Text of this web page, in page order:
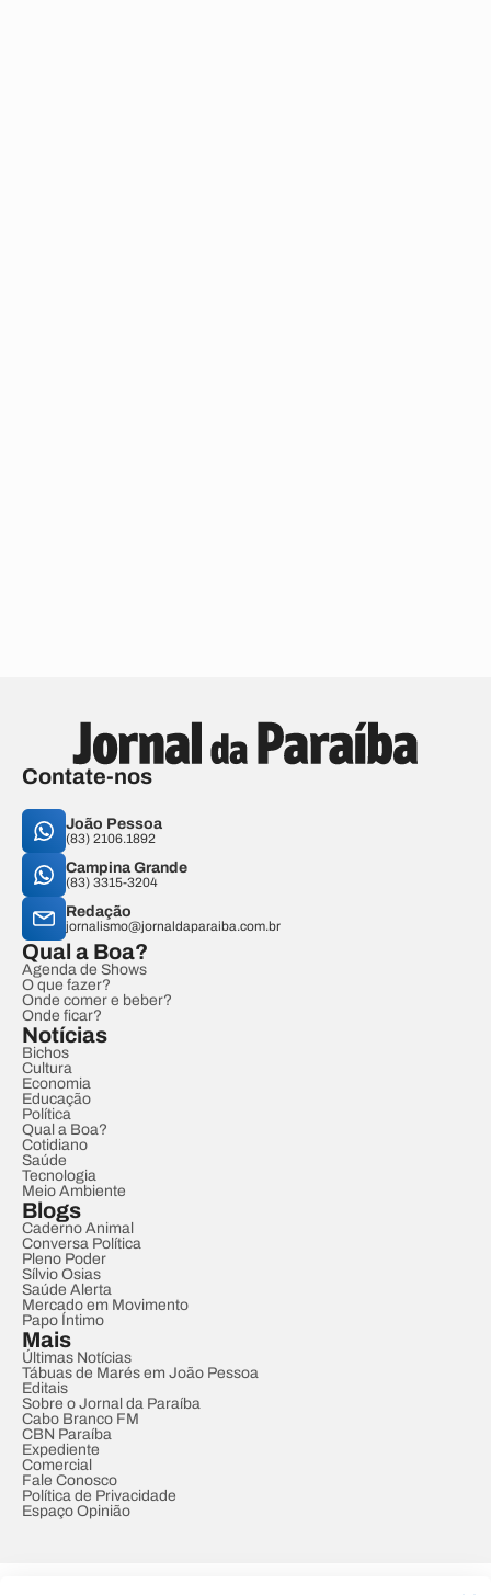
Contate-nos
João Pessoa
(83) 2106.1892
Campina Grande
(83) 3315-3204
Redação
jornalismo@jornaldaparaiba.com.br
Qual a Boa?
Agenda de Shows
O que fazer?
Onde comer e beber?
Onde ficar?
Notícias
Bichos
Cultura
Economia
Educação
Política
Qual a Boa?
Cotidiano
Saúde
Tecnologia
Meio Ambiente
Blogs
Caderno Animal
Conversa Política
Pleno Poder
Sílvio Osias
Saúde Alerta
Mercado em Movimento
Papo Íntimo
Mais
Últimas Notícias
Tábuas de Marés em João Pessoa
Editais
Sobre o Jornal da Paraíba
Cabo Branco FM
CBN Paraíba
Expediente
Comercial
Fale Conosco
Política de Privacidade
Espaço Opinião